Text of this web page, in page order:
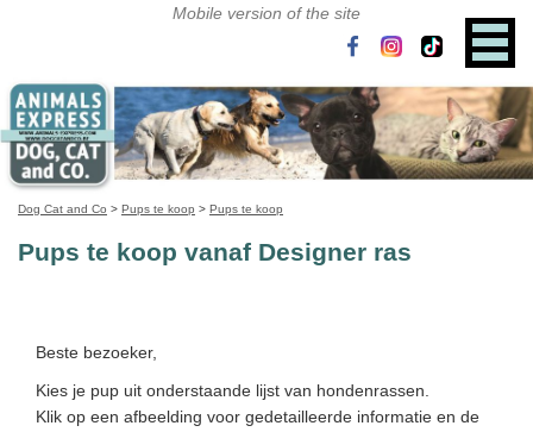
Dog Cat and Co > Pups te koop > Pups te koop
Pups te koop vanaf Designer ras
Beste bezoeker,
Kies je pup uit onderstaande lijst van hondenrassen.
Klik op een afbeelding voor gedetailleerde informatie en de